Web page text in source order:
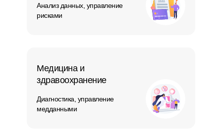
Анализ данных, управление
рисками
Медицина и
здравоохранение
Диагностика, управление
медданными